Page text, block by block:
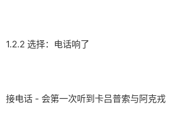
1.2.2 选择：电话响了
接电话 - 会第一次听到卡吕普索与阿克戎